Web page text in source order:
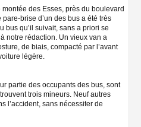
des Esses, près du boulevard
brise d’un des bus a été très
bus qu’il suivait, sans a priori se
notre rédaction. Un vieux van a
de biais, compacté par l’avant
légère.
partie des occupants des bus, sont
trois mineurs. Neuf autres
l’accident, sans nécessiter de